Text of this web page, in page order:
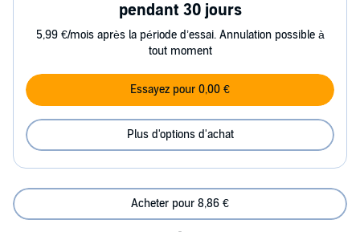
pendant 30 jours
5,99 €/mois après la période d’essai. Annulation possible à
tout moment
Essayez pour 0,00 €
Plus d'options d'achat
Acheter pour 8,86 €